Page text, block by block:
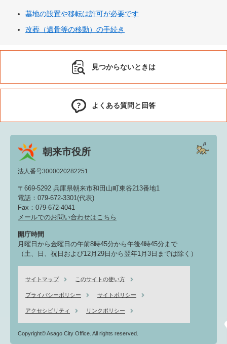
墓地の設置や移転は許可が必要です
改葬（遺骨等の移動）の手続き
見つからないときは
よくある質問と回答
朝来市役所
法人番号3000020282251
〒669-5292 兵庫県朝来市和田山町東谷213番地1
電話：079-672-3301(代表)
Fax：079-672-4041
メールでのお問い合わせはこちら
開庁時間
月曜日から金曜日の午前8時45分から午後4時45分まで
（土、日、祝日および12月29日から翌年1月3日までは除く）
サイトマップ このサイトの使い方
プライバシーポリシー サイトポリシー
アクセシビリティ リンクポリシー
Copyright© Asago City Office. All rights reserved.